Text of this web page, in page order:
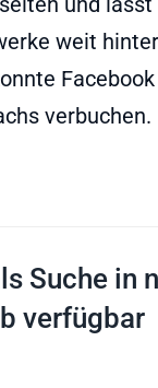
weit
verbuchen.
Suche in
verfügbar